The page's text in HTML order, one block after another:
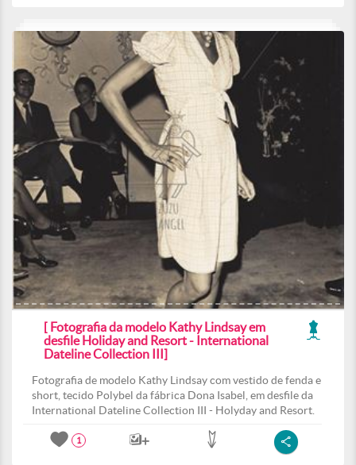
[ Fotografia da modelo Kathy Lindsay em
desfile Holiday and Resort - International
Dateline Collection III]
Fotografia de modelo Kathy Lindsay com vestido de fenda e
short, tecido Polybel da fábrica Dona Isabel, em desfile da
International Dateline Collection III - Holyday and Resort.
1